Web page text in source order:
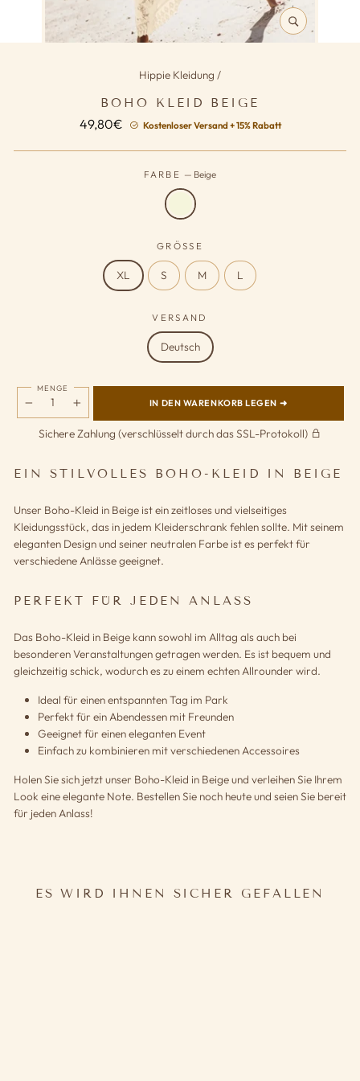
SCHLIESSEN (
ESC)
Hippie Kleidung /
BOHO KLEID BEIGE
49,80€ Normaler
Kostenloser Versand + 15% Rabatt
FARBE — Beige
GRÖSSE
XL S M L
VERSAND
Deutsch
MENGE
IN DEN WARENKORB LEGEN ➜
Sichere Zahlung (verschlüsselt durch das SSL-Protokoll)
EIN STILVOLLES BOHO-KLEID IN BEIGE
Unser Boho-Kleid in Beige ist ein zeitloses und vielseitiges
Kleidungsstück, das in jedem Kleiderschrank fehlen sollte. Mit seinem
eleganten Design und seiner neutralen Farbe ist es perfekt für
verschiedene Anlässe geeignet.
PERFEKT FÜR JEDEN ANLASS
Das Boho-Kleid in Beige kann sowohl im Alltag als auch bei
besonderen Veranstaltungen getragen werden. Es ist bequem und
gleichzeitig schick, wodurch es zu einem echten Allrounder wird.
Ideal für einen entspannten Tag im Park
Perfekt für ein Abendessen mit Freunden
Geeignet für einen eleganten Event
Einfach zu kombinieren mit verschiedenen Accessoires
Holen Sie sich jetzt unser Boho-Kleid in Beige und verleihen Sie Ihrem
Look eine elegante Note. Bestellen Sie noch heute und seien Sie bereit
für jeden Anlass!
ES WIRD IHNEN SICHER GEFALLEN